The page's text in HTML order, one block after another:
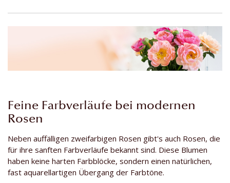
Feine Farbverläufe bei modernen
Rosen
Neben auffälligen zweifarbigen Rosen gibt's auch Rosen, die
für ihre sanften Farbverläufe bekannt sind. Diese Blumen
haben keine harten Farbblöcke, sondern einen natürlichen,
fast aquarellartigen Übergang der Farbtöne.